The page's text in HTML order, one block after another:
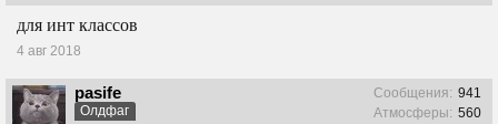
для инт классов
4 авг 2018
pasife
Олдфаг
Сообщения: 941
Атмосферы: 560